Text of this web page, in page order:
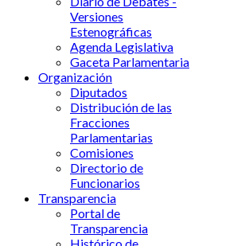
Versiones
Estenográficas
Agenda Legislativa
Gaceta Parlamentaria
Organización
Diputados
Distribución de las
Fracciones
Parlamentarias
Comisiones
Directorio de
Funcionarios
Transparencia
Portal de
Transparencia